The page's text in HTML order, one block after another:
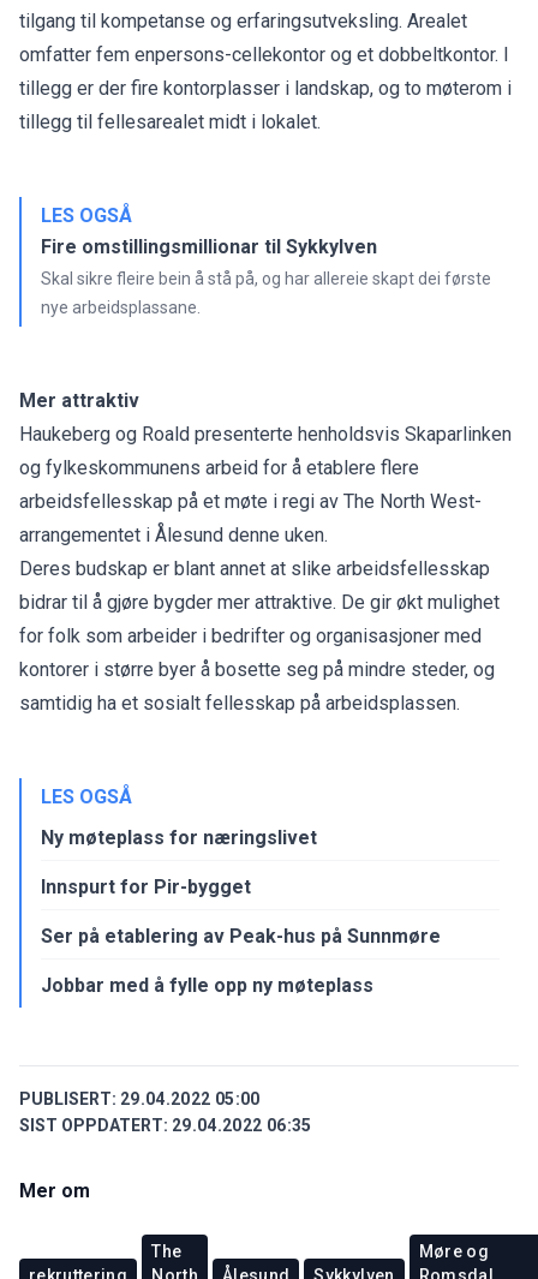
tilgang til kompetanse og erfaringsutveksling. Arealet
omfatter fem enpersons-cellekontor og et dobbeltkontor. I
tillegg er der fire kontorplasser i landskap, og to møterom i
tillegg til fellesarealet midt i lokalet.
LES OGSÅ
Fire omstillingsmillionar til Sykkylven
Skal sikre fleire bein å stå på, og har allereie skapt dei første
nye arbeidsplassane.
Mer attraktiv
Haukeberg og Roald presenterte henholdsvis Skaparlinken
og fylkeskommunens arbeid for å etablere flere
arbeidsfellesskap på et møte i regi av The North West-
arrangementet i Ålesund denne uken.
Deres budskap er blant annet at slike arbeidsfellesskap
bidrar til å gjøre bygder mer attraktive. De gir økt mulighet
for folk som arbeider i bedrifter og organisasjoner med
kontorer i større byer å bosette seg på mindre steder, og
samtidig ha et sosialt fellesskap på arbeidsplassen.
LES OGSÅ
Ny møteplass for næringslivet
Innspurt for Pir-bygget
Ser på etablering av Peak-hus på Sunnmøre
Jobbar med å fylle opp ny møteplass
PUBLISERT: 29.04.2022 05:00
SIST OPPDATERT: 29.04.2022 06:35
Mer om
rekruttering
The
North
Ålesund Sykkylven
Møre og
Romsdal